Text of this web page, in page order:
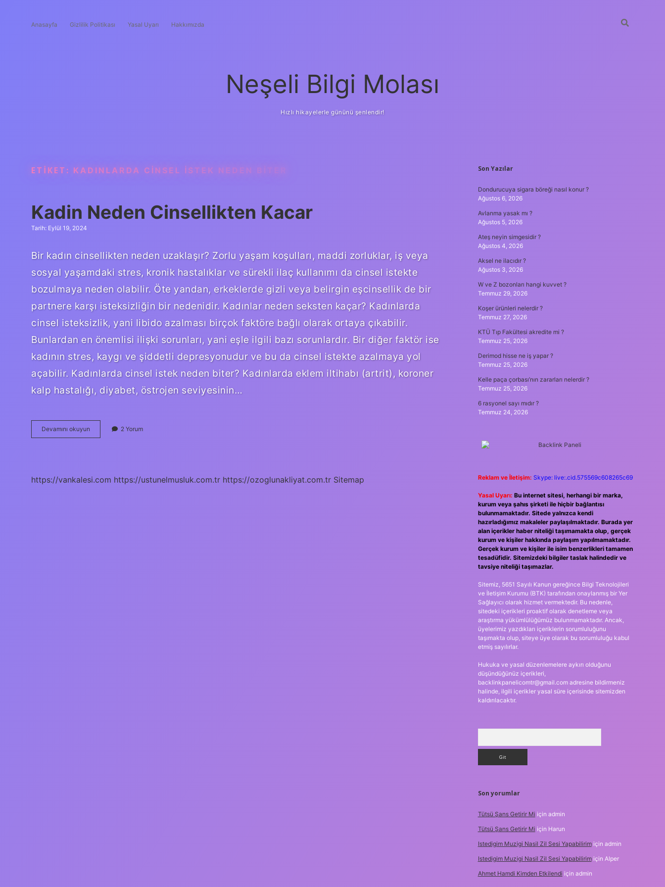
Anasayfa Gizlilik Politikası Yasal Uyarı Hakkımızda
Neşeli Bilgi Molası
Hızlı hikayelerle gününü şenlendir!
ETIKET: KADINLARDA CINSEL ISTEK NEDEN BITER
Kadin Neden Cinsellikten Kacar
Tarih: Eylül 19, 2024
Bir kadın cinsellikten neden uzaklaşır? Zorlu yaşam koşulları, maddi zorluklar, iş veya
sosyal yaşamdaki stres, kronik hastalıklar ve sürekli ilaç kullanımı da cinsel istekte
bozulmaya neden olabilir. Öte yandan, erkeklerde gizli veya belirgin eşcinsellik de bir
partnere karşı isteksizliğin bir nedenidir. Kadınlar neden seksten kaçar? Kadınlarda
cinsel isteksizlik, yani libido azalması birçok faktöre bağlı olarak ortaya çıkabilir.
Bunlardan en önemlisi ilişki sorunları, yani eşle ilgili bazı sorunlardır. Bir diğer faktör ise
kadının stres, kaygı ve şiddetli depresyonudur ve bu da cinsel istekte azalmaya yol
açabilir. Kadınlarda cinsel istek neden biter? Kadınlarda eklem iltihabı (artrit), koroner
kalp hastalığı, diyabet, östrojen seviyesinin…
Devamını okuyun
Neden
2 Yorum
https://vankalesi.com https://ustunelmusluk.com.tr https://ozoglunakliyat.com.tr Sitemap
SIDEBAR
Son Yazılar
Dondurucuya sigara böreği nasıl konur ?
Ağustos 6, 2026
Avlanma yasak mı ?
Ağustos 5, 2026
Ateş neyin simgesidir ?
Ağustos 4, 2026
Aksel ne ilacıdır ?
Ağustos 3, 2026
W ve Z bozonları hangi kuvvet ?
Temmuz 29, 2026
Koşer ürünleri nelerdir ?
Temmuz 27, 2026
KTÜ Tıp Fakültesi akredite mi ?
Temmuz 25, 2026
Derimod hisse ne iş yapar ?
Temmuz 25, 2026
Kelle paça çorbası’nın zararları nelerdir ?
Temmuz 25, 2026
6 rasyonel sayı mıdır ?
Temmuz 24, 2026
Reklam ve İletişim: Skype: live:.cid.575569c608265c69
Yasal Uyarı: Bu internet sitesi, herhangi bir marka,
kurum veya şahıs şirketi ile hiçbir bağlantısı
bulunmamaktadır. Sitede yalnızca kendi
hazırladığımız makaleler paylaşılmaktadır. Burada yer
alan içerikler haber niteliği taşımamakta olup, gerçek
kurum ve kişiler hakkında paylaşım yapılmamaktadır.
Gerçek kurum ve kişiler ile isim benzerlikleri tamamen
tesadüfidir. Sitemizdeki bilgiler taslak halindedir ve
tavsiye niteliği taşımazlar.
Sitemiz, 5651 Sayılı Kanun gereğince Bilgi Teknolojileri
ve İletişim Kurumu (BTK) tarafından onaylanmış bir Yer
Sağlayıcı olarak hizmet vermektedir. Bu nedenle,
sitedeki içerikleri proaktif olarak denetleme veya
araştırma yükümlülüğümüz bulunmamaktadır. Ancak,
üyelerimiz yazdıkları içeriklerin sorumluluğunu
taşımakta olup, siteye üye olarak bu sorumluluğu kabul
etmiş sayılırlar.
Hukuka ve yasal düzenlemelere aykırı olduğunu
düşündüğünüz içerikleri,
backlinkpanelicomtr@gmail.comadresine bildirmeniz
halinde, ilgili içerikler yasal süre içerisinde sitemizden
kaldırılacaktır.
Son yorumlar
Tütsü Şans Getirir Mi için admin
Tütsü Şans Getirir Mi için Harun
Istedigim Muzigi Nasil Zil Sesi Yapabilirimiçin admin
Istedigim Muzigi Nasil Zil Sesi Yapabilirimiçin Alper
Ahmet Hamdi Kimden Etkilendi için admin